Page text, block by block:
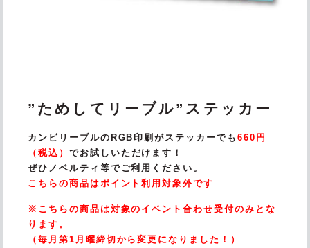
”ためしてリーブル”ステッカー
カンビリーブルのRGB印刷がステッカーでも 660円
（税込） でお試しいただけます！
ぜひノベルティ等でご利用ください。
こちらの商品はポイント利用対象外です
※こちらの商品は対象のイベント合わせ受付のみとな
ります。
（毎月第1月曜締切から変更になりました！）